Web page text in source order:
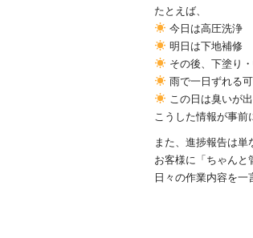
たとえば、
今日は高圧洗浄
明日は下地補修
その後、下塗り
雨で一日ずれる
この日は臭いが
こうした情報が事前
また、進捗報告は単
お客様に「ちゃんと
日々の作業内容を一